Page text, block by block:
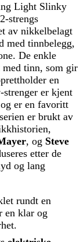
Light Slinky
strengs
av nikkelbelagt
med tinnbelegg,
De enkle
med tinn, som gir
en
er kjent
er en favoritt
er brukt av
, og Steve
etter de
og lang
rundt en
en klar og